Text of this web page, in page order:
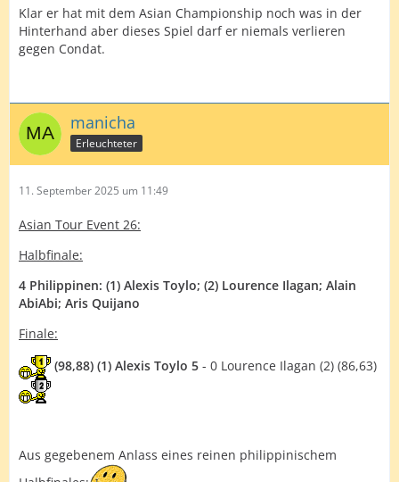
Klar er hat mit dem Asian Championship noch was in der
Hinterhand aber dieses Spiel darf er niemals verlieren
gegen Condat.
manicha
Erleuchteter
11. September 2025 um 11:49
Asian Tour Event 26:
Halbfinale:
4 Philippinen: (1) Alexis Toylo; (2) Lourence Ilagan; Alain
AbiAbi; Aris Quijano
Finale:
(98,88) (1) Alexis Toylo 5 - 0 Lourence Ilagan (2) (86,63)
Aus gegebenem Anlass eines reinen philippinischem